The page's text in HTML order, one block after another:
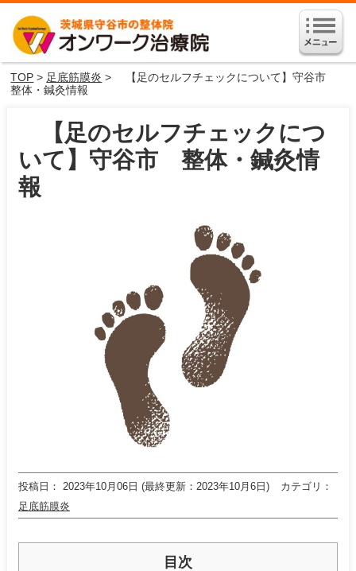
TOP > 足底筋膜炎 > 【足のセルフチェックについて】守谷市
整体・鍼灸情報
【足のセルフチェックにつ
いて】守谷市 整体・鍼灸情
報
投稿日 2023年10月06日 (最終更新：2023年10月6日)
カテゴリ
足底筋膜炎
目次